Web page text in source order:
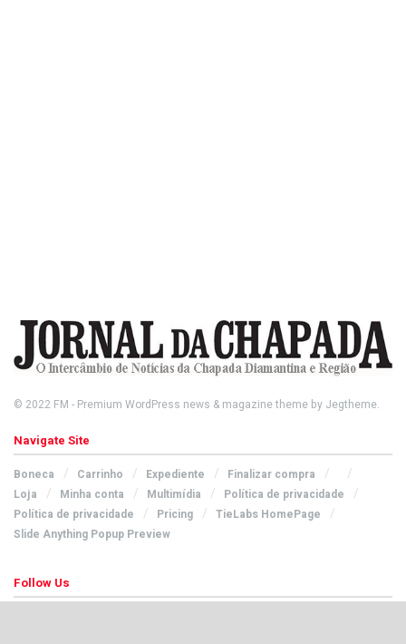
© 2022 FM - Premium WordPress news & magazine theme by Jegtheme.
Navigate Site
Boneca Carrinho Expediente
Finalizar compra
Loja
Minha conta Multimídia
Política de privacidade
Política de privacidade
Pricing
TieLabs HomePage
Slide Anything Popup Preview
Follow Us